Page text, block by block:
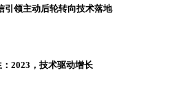
引领主动后轮转向技术落地
2023，技术驱动增长